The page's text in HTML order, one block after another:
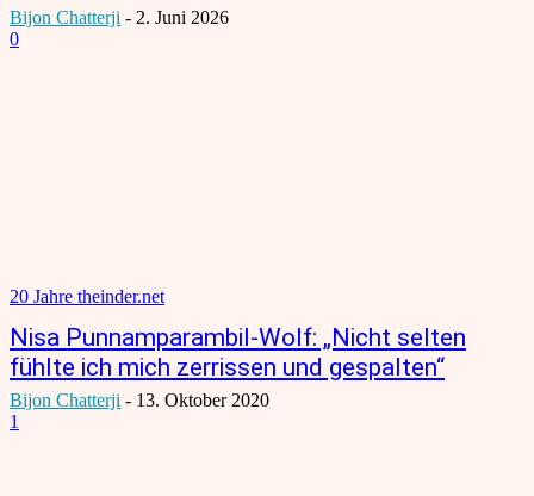
Bijon Chatterji - 2. Juni 2026
0
20 Jahre theinder.net
Nisa Punnamparambil-Wolf: „Nicht selten
fühlte ich mich zerrissen und gespalten“
Bijon Chatterji - 13. Oktober 2020
1